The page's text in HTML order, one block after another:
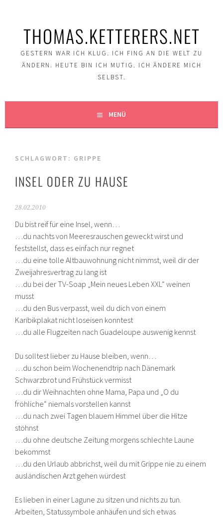
THOMAS.KETTERERS.NET
GESTERN WAR ICH KLUG. ICH FING AN DIE WELT ZU
ÄNDERN. HEUTE BIN ICH MUTIG. ICH ÄNDERE MICH
SELBST.
MENÜ
SCHLAGWORT: GRIPPE
INSEL ODER ZU HAUSE
28.02.2010
Du bist reif für eine Insel, wenn…
…du nachts von Meeresrauschen geweckt wirst und
feststellst, dass es einfach nur regnet
…du eine tolle Altbauwohnung nicht nimmst, weil dir der
Zweijahresvertrag zu lang ist
…du bei der TV-Soap „Mein neues Leben XXL“ weinen
musst
…du den Bus verpasst, weil du dich von einem
Karibikplakat nicht loseisen konntest
…du alle Flugzeiten nach Guadeloupe auswenig kennst
Du solltest lieber zu Hause bleiben, wenn…
…du schon beim Wochenendtrip nach Dänemark
Schwarzbrot und Frühstück vermisst
…du dir Weihnachten ohne Mama, Papa und „O du
fröhliche“ niemals vorstellen kannst
…du nach zwei Tagen blauem Himmel über die Hitze
stöhnst
…du ohne deutsche Zeitung morgens schlechte Laune
bekommst
…du den Urlaub abbrichst, weil du mit Grippe nie zu einem
ausländischen Arzt gehen würdest
Es lieben in einer Lagune zu sitzen und nichts zu tun.
Arbeiten, Statussymbole anhäufen und sich etwas